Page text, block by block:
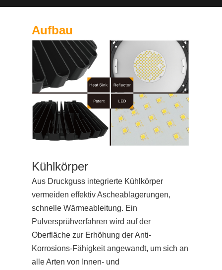
Aufbau
Kühlkörper
Aus Druckguss integrierte Kühlkörper
vermeiden effektiv Ascheablagerungen,
schnelle Wärmeableitung. Ein
Pulversprühverfahren wird auf der
Oberfläche zur Erhöhung der Anti-
Korrosions-Fähigkeit angewandt, um sich an
alle Arten von Innen- und